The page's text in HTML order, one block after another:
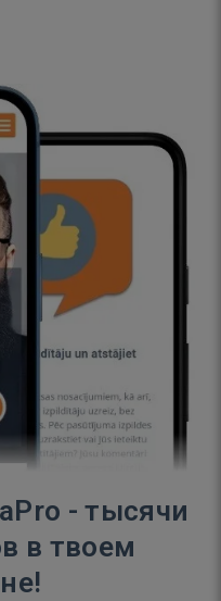
- тысячи
в твоем